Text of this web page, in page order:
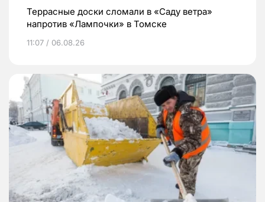
Террасные доски сломали в «Саду ветра»
напротив «Лампочки» в Томске
11:07 / 06.08.26